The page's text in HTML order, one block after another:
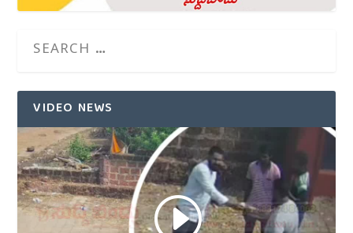
VIDEO NEWS